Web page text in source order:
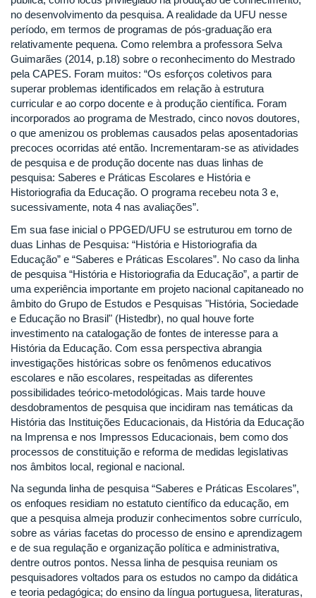
no desenvolvimento da pesquisa. A realidade da UFU nesse
período, em termos de programas de pós-graduação era
relativamente pequena. Como relembra a professora Selva
Guimarães (2014, p.18) sobre o reconhecimento do Mestrado
pela CAPES. Foram muitos: “Os esforços coletivos para
superar problemas identificados em relação à estrutura
curricular e ao corpo docente e à produção científica. Foram
incorporados ao programa de Mestrado, cinco novos doutores,
o que amenizou os problemas causados pelas aposentadorias
precoces ocorridas até então. Incrementaram-se as atividades
de pesquisa e de produção docente nas duas linhas de
pesquisa: Saberes e Práticas Escolares e História e
Historiografia da Educação. O programa recebeu nota 3 e,
sucessivamente, nota 4 nas avaliações”.
Em sua fase inicial o PPGED/UFU se estruturou em torno de
duas Linhas de Pesquisa: “História e Historiografia da
Educação” e “Saberes e Práticas Escolares”. No caso da linha
de pesquisa “História e Historiografia da Educação”, a partir de
uma experiência importante em projeto nacional capitaneado no
âmbito do Grupo de Estudos e Pesquisas "História, Sociedade
e Educação no Brasil" (Histedbr), no qual houve forte
investimento na catalogação de fontes de interesse para a
História da Educação. Com essa perspectiva abrangia
investigações históricas sobre os fenômenos educativos
escolares e não escolares, respeitadas as diferentes
possibilidades teórico-metodológicas. Mais tarde houve
desdobramentos de pesquisa que incidiram nas temáticas da
História das Instituições Educacionais, da História da Educação
na Imprensa e nos Impressos Educacionais, bem como dos
processos de constituição e reforma de medidas legislativas
nos âmbitos local, regional e nacional.
Na segunda linha de pesquisa “Saberes e Práticas Escolares”,
os enfoques residiam no estatuto científico da educação, em
que a pesquisa almeja produzir conhecimentos sobre currículo,
sobre as várias facetas do processo de ensino e aprendizagem
e de sua regulação e organização política e administrativa,
dentre outros pontos. Nessa linha de pesquisa reuniam os
pesquisadores voltados para os estudos no campo da didática
e teoria pedagógica; do ensino da língua portuguesa, literaturas,